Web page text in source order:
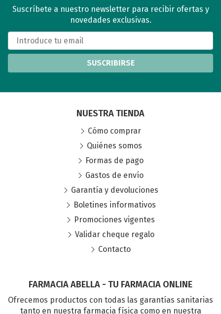
Suscríbete a nuestro newsletter para recibir ofertas y
novedades exclusivas.
SUSCRIBIRSE
FARMACIA ABELLA - TU FARMACIA ONLINE
Ofrecemos productos con todas las garantías sanitarias
tanto en nuestra farmacia física como en nuestra
NUESTRA TIENDA
Cómo comprar
Quiénes somos
Formas de pago
Gastos de envío
Garantía y devoluciones
Boletines informativos
Promociones vigentes
Validar cheque regalo
Contacto